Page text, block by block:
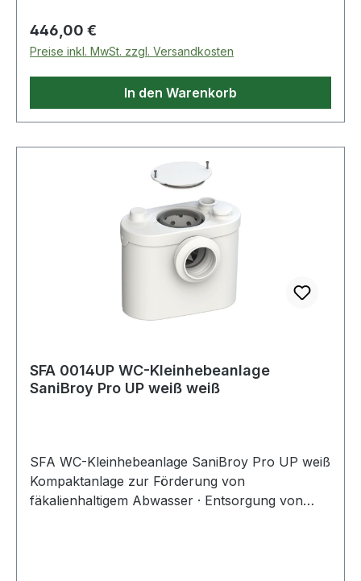
Regulärer Preis:
446,00 €
Preise inkl. MwSt. zzgl. Versandkosten
In den Warenkorb
SFA 0014UP WC-Kleinhebeanlage
SaniBroy Pro UP weiß weiß
SFA WC-Kleinhebeanlage SaniBroy Pro UP weiß
Kompaktanlage zur Förderung von
fäkalienhaltigem Abwasser · Entsorgung von